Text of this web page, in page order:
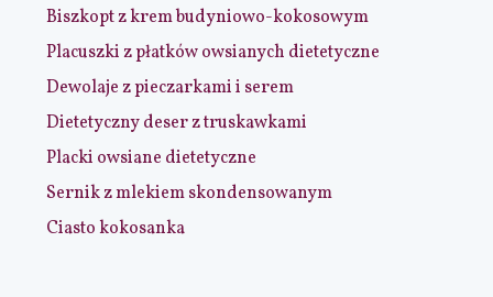
Biszkopt z krem budyniowo-kokosowym
Placuszki z płatków owsianych dietetyczne
Dewolaje z pieczarkami i serem
Dietetyczny deser z truskawkami
Placki owsiane dietetyczne
Sernik z mlekiem skondensowanym
Ciasto kokosanka